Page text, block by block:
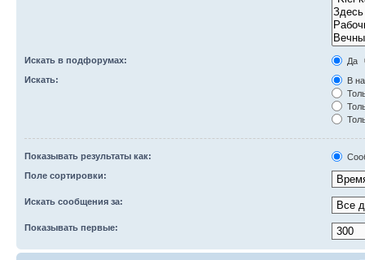
Искать в подфорумах:
Да
Искать:
В
Показывать результаты как:
Поле сортировки:
Искать сообщения за:
Показывать первые: